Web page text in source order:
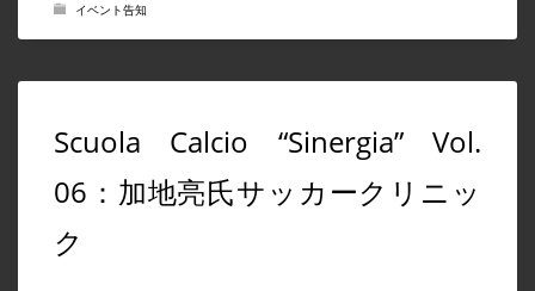
2021年9月
2021年5月
2021年4月
2021年3月
イベント告知
Scuola Calcio “Sinergia” Vol.
06：加地亮氏サッカークリニッ
ク